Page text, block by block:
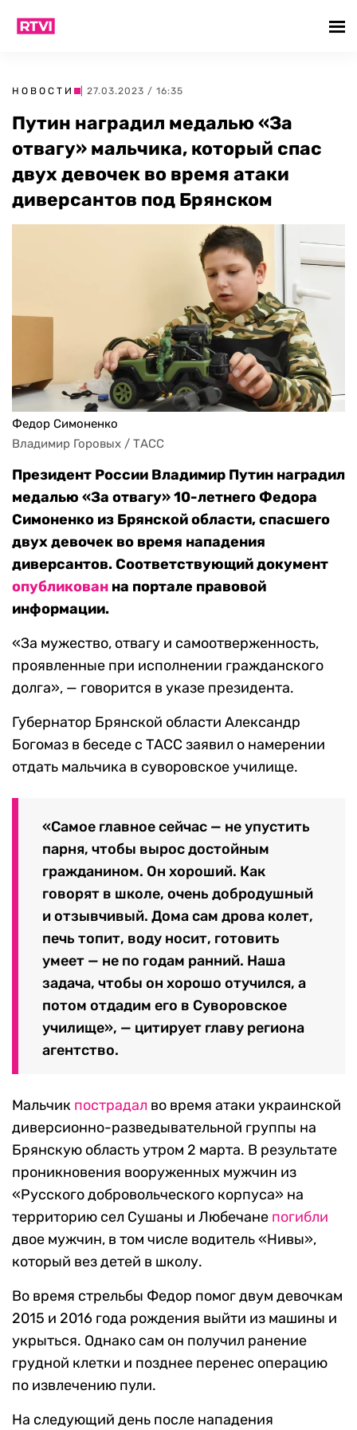
НОВОСТИ | 27.03.2023 / 16:35
Путин наградил медалью «За
отвагу» мальчика, который спас
двух девочек во время атаки
диверсантов под Брянском
Федор Симоненко
Владимир Горовых / ТАСС
Президент России Владимир Путин наградил
медалью «За отвагу» 10-летнего Федора
Симоненко из Брянской области, спасшего
двух девочек во время нападения
диверсантов. Соответствующий документ
опубликован на портале правовой
информации.
«За мужество, отвагу и самоотверженность,
проявленные при исполнении гражданского
долга», — говорится в указе президента.
Губернатор Брянской области Александр
Богомаз в беседе с ТАСС заявил о намерении
отдать мальчика в суворовское училище.
«Самое главное сейчас — не упустить
парня, чтобы вырос достойным
гражданином. Он хороший. Как
говорят в школе, очень добродушный
и отзывчивый. Дома сам дрова колет,
печь топит, воду носит, готовить
умеет — не по годам ранний. Наша
задача, чтобы он хорошо отучился, а
потом отдадим его в Суворовское
училище», — цитирует главу региона
агентство.
Мальчик пострадал во время атаки украинской
диверсионно-разведывательной группы на
Брянскую область утром 2 марта. В результате
проникновения вооруженных мужчин из
«Русского добровольческого корпуса» на
территорию сел Сушаны и Любечане погибли
двое мужчин, в том числе водитель «Нивы»,
который вез детей в школу.
Во время стрельбы Федор помог двум девочкам
2015 и 2016 года рождения выйти из машины и
укрыться. Однако сам он получил ранение
грудной клетки и позднее перенес операцию
по извлечению пули.
На следующий день после нападения